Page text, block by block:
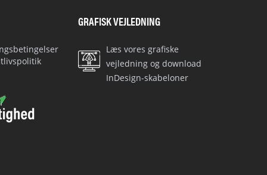
GRAFISK VEJLEDNING
Læs vores grafiske
vejledning og download
InDesign-skabeloner